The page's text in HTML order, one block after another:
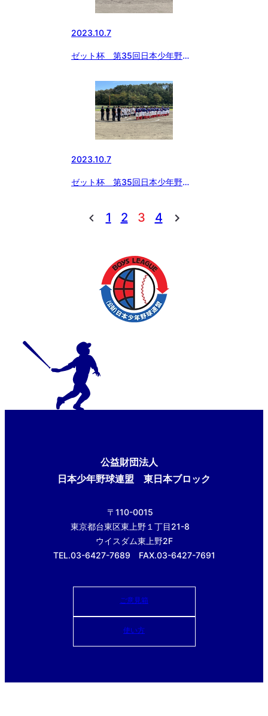
2023.10.7
ゼット杯 第35回日本少年野
vs高崎】@表郷天狗山
2023.10.7
ゼット杯 第35回日本少年野
ば学園vs世田谷成城】@表郷天
1 2 3 4
公益財団法人
日本少年野球連盟 東日本ブロック
〒110-0015
東京都台東区東上野１丁目21-8
ウイスダム東上野2F
TEL.03-6427-7689 FAX.03-6427-7691
ご意見箱
使い方